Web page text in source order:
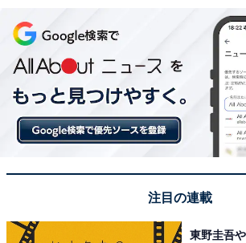
「龍神温泉 下御殿」は日本三美人
注目の連載
東野圭吾